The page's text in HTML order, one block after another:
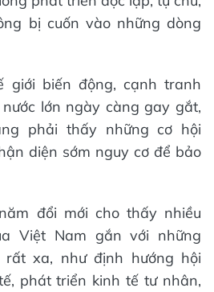
bị cuốn vào những dòng
giới biến động, cạnh tranh
lớn ngày càng gay gắt,
phải thấy những cơ hội
diện sớm nguy cơ để bảo
đổi mới cho thấy nhiều
Việt Nam gắn với những
xa, như định hướng hội
phát triển kinh tế tư nhân,